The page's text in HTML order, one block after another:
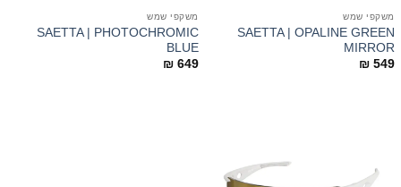
משקפי שמש
SAETTA | OPALINE GREEN
MIRROR
₪ 549
משקפי שמש
SAETTA | PHOTOCHROMIC
BLUE
₪ 649